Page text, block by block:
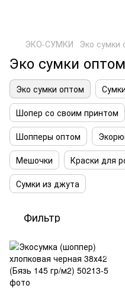
ЭКО-СУМКИ Эко сумки
Эко сумки оптом
Эко сумки оптом
Шопер со своим принтом
Шопперы оптом
Мешочки
Краски для
Сумки из джута
Фильтр